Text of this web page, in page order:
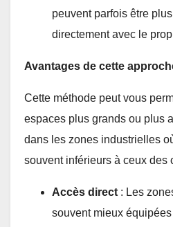
peuvent parfois être
directement avec le
Avantages de cette
Cette méthode peut vous
espaces plus grands ou plus
dans les zones industrielles
souvent inférieurs à ceux des
Accès direct : Les
souvent mieux